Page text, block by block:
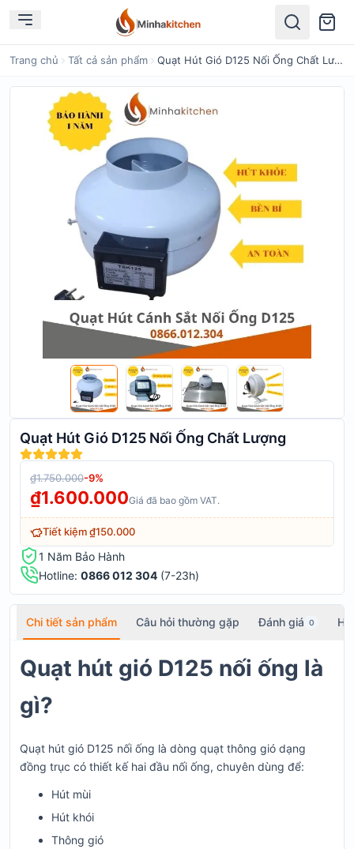
Tìm kiếm
Trang chủ Tất cả sản phẩm Quạt Hút Gió D125 Nối Ống Chất Lượng
Quạt Hút Gió D125 Nối Ống Chất Lượng
₫1.750.000-9%
₫1.600.000Giá đã bao gồm VAT.
Tiết kiệm₫150.000
1 Năm Bảo Hành
Hotline: 0866 012 304 (7-23h)
Chi tiết sản phẩm Câu hỏi thường gặp Đánh giá 0
Quạt hút gió D125 nối ống là
gì?
Quạt hút gió D125 nối ống là dòng quạt thông gió dạng
đồng trục có thiết kế hai đầu nối ống, chuyên dùng để:
Hút mùi
Hút khói
Thông gió